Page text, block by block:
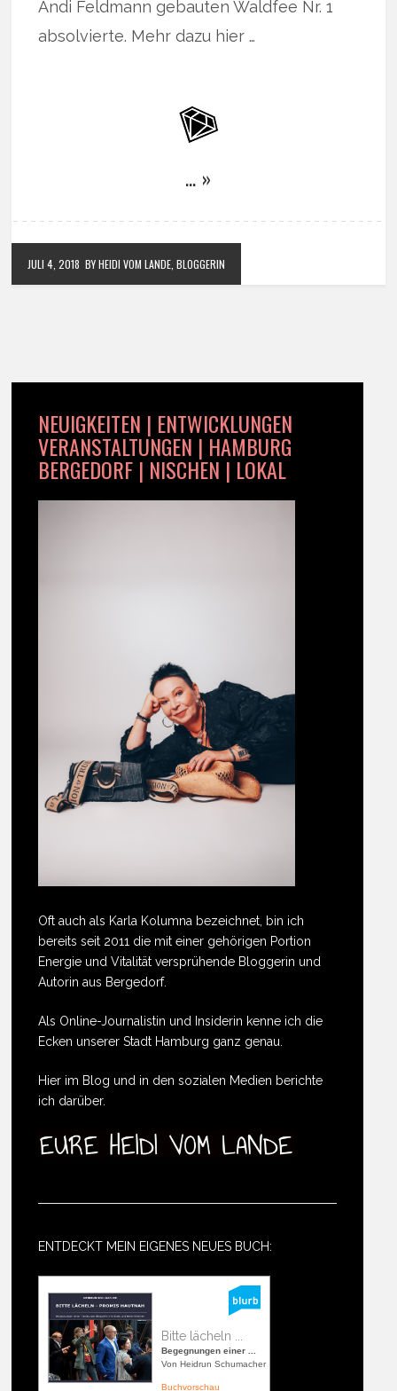
Andi Feldmann gebauten Waldfee Nr. 1
absolvierte. Mehr dazu hier …
… »
JULI 4, 2018 BY HEIDI VOM LANDE, BLOGGERIN
NEUIGKEITEN | ENTWICKLUNGEN
VERANSTALTUNGEN | HAMBURG
BERGEDORF | NISCHEN | LOKAL
Oft auch als Karla Kolumna bezeichnet, bin ich
bereits seit 2011 die mit einer gehörigen Portion
Energie und Vitalität versprühende Bloggerin und
Autorin aus Bergedorf.
Als Online-Journalistin und Insiderin kenne ich die
Ecken unserer Stadt Hamburg ganz genau.
Hier im Blog und in den sozialen Medien berichte
ich darüber.
ENTDECKT MEIN EIGENES NEUES BUCH:
Bitte lächeln ...
Begegnungen einer ...
Von Heidrun Schumacher
Buchvorschau